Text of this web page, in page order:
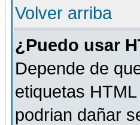
Volver arriba
¿Puedo usar
Depende de
etiquetas
podrian dañar